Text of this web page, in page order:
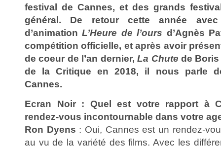
festival de Cannes, et des grands
général. De retour cette année
d’animationL’Heure de l’ours d’Agnès
compétition officielle, et après avoir
de coeur de l’an dernier,La Chute de Boris
de la Critique en 2018, il nous parle
Cannes.
Ecran Noir : Quel est votre rapport à
rendez-vous incontournable dans votre
Ron Dyens : Oui, Cannes est un rendez-
au vu de la variété des films. Avec les